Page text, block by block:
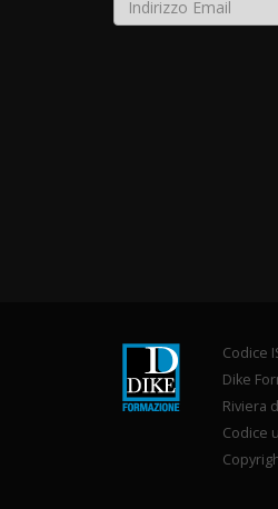
Codice
Dike
Riviera
Codice